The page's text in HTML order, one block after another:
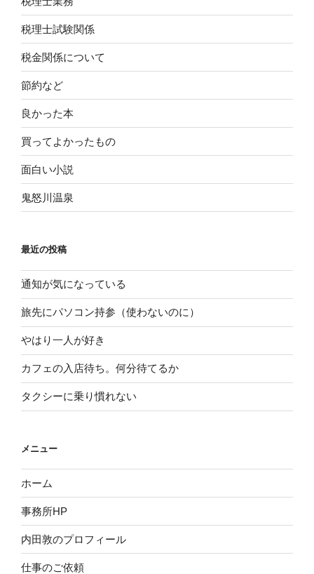
税理士試験関係
税金関係について
節約など
良かった本
買ってよかったもの
面白い小説
鬼怒川温泉
最近の投稿
通知が気になっている
旅先にパソコン持参（使わないのに）
やはり一人が好き
カフェの入店待ち。何分待てるか
タクシーに乗り慣れない
メニュー
ホーム
事務所HP
内田敦のプロフィール
仕事のご依頼